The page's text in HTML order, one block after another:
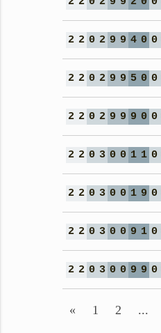
2 2 0 2 9 9 4 0 0
2 2 0 2 9 9 5 0 0
2 2 0 2 9 9 9 0 0
2 2 0 3 0 0 1 1 0
2 2 0 3 0 0 1 9 0
2 2 0 3 0 0 9 1 0
2 2 0 3 0 0 9 9 0
« 1 2 ...